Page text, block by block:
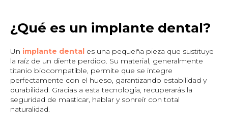
¿Qué es un implante dental?
Un implante dental es una pequeña pieza que sustituye
la raíz de un diente perdido. Su material, generalmente
titanio biocompatible, permite que se integre
perfectamente con el hueso, garantizando estabilidad y
durabilidad. Gracias a esta tecnología, recuperarás la
seguridad de masticar, hablar y sonreír con total
naturalidad.